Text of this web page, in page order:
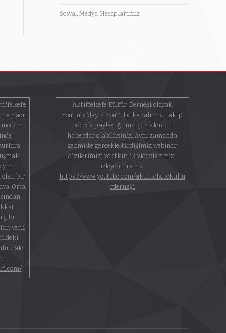
Sosyal Medya Hesaplarımız
amacı
olan bir
Orta
gibi
yerli
hâle
Aktiffelsefe Kültür Derneği olarak
YouTube'dayız! YouTube kanalımızı takip
ederek paylaştığımız içeriklerden
haberdar olabilirsiniz. Aynı zamanda
geçmişte gerçekleştirdiğimiz webinar
dizilerimizi ve etkinlik videolarımızı
izleyebilirsiniz.
https://www.youtube.com/aktiffelsefekültü
rderneği